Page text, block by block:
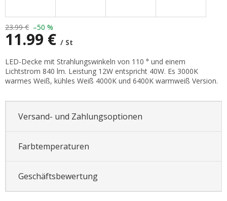
23.99 € –50 %
11.99 € / St
Verkaufspreis:
LED-Decke mit Strahlungswinkeln von 110 ° und einem
Lichtstrom 840 lm. Leistung 12W entspricht 40W. Es 3000K
warmes Weiß, kühles Weiß 4000K und 6400K warmweiß Version.
Versand- und Zahlungsoptionen
Farbtemperaturen
Geschäftsbewertung